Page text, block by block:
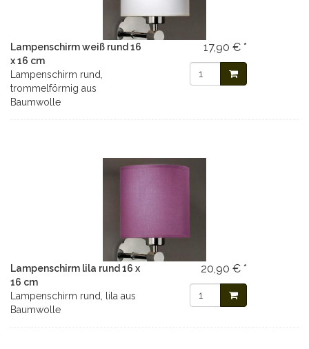
Lampenschirm weiß rund 16
x 16 cm
Lampenschirm rund,
trommelförmig aus
Baumwolle
17,90 € *
Lampenschirm lila rund 16 x
16 cm
Lampenschirm rund, lila aus
Baumwolle
20,90 € *